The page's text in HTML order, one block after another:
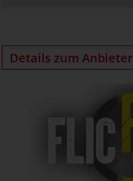
Details zum Anbieter